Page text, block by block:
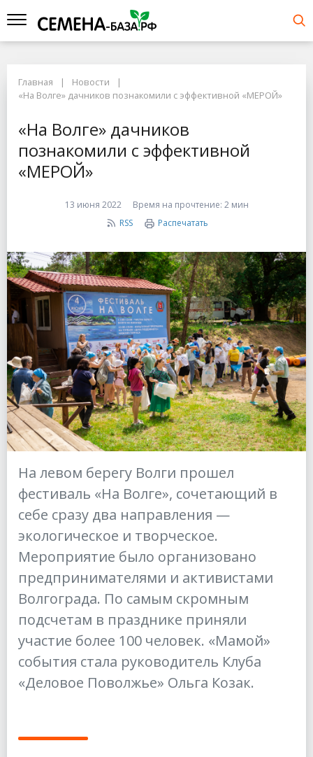
Главная
Новости
«На Волге» дачников познакомили с эффективной «МЕРОЙ»
«На Волге» дачников
познакомили с эффективной
«МЕРОЙ»
13 июня 2022 Время на прочтение: 2 мин
RSS
Распечатать
На левом берегу Волги прошел
фестиваль «На Волге», сочетающий в
себе сразу два направления —
экологическое и творческое.
Мероприятие было организовано
предпринимателями и активистами
Волгограда. По самым скромным
подсчетам в празднике приняли
участие более 100 человек. «Мамой»
события стала руководитель Клуба
«Деловое Поволжье» Ольга Козак.